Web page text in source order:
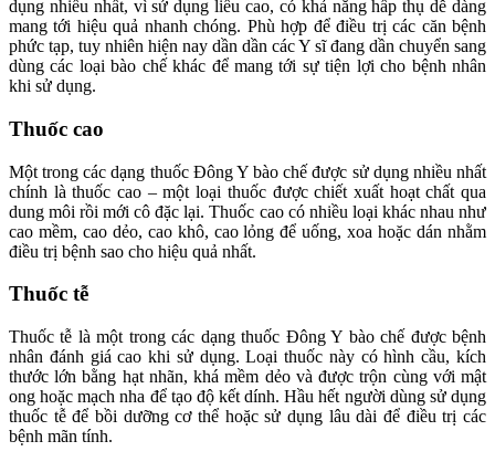
dụng nhiều nhất, vì sử dụng liều cao, có khả năng hấp thụ dễ dàng
mang tới hiệu quả nhanh chóng. Phù hợp để điều trị các căn bệnh
phức tạp, tuy nhiên hiện nay dần dần các Y sĩ đang dần chuyển sang
dùng các loại bào chế khác để mang tới sự tiện lợi cho bệnh nhân
khi sử dụng.
Thuốc cao
Một trong các dạng thuốc Đông Y bào chế được sử dụng nhiều nhất
chính là thuốc cao – một loại thuốc được chiết xuất hoạt chất qua
dung môi rồi mới cô đặc lại. Thuốc cao có nhiều loại khác nhau như
cao mềm, cao dẻo, cao khô, cao lỏng để uống, xoa hoặc dán nhằm
điều trị bệnh sao cho hiệu quả nhất.
Thuốc tễ
Thuốc tễ là một trong các dạng thuốc Đông Y bào chế được bệnh
nhân đánh giá cao khi sử dụng. Loại thuốc này có hình cầu, kích
thước lớn bằng hạt nhãn, khá mềm dẻo và được trộn cùng với mật
ong hoặc mạch nha để tạo độ kết dính. Hầu hết người dùng sử dụng
thuốc tễ để bồi dưỡng cơ thể hoặc sử dụng lâu dài để điều trị các
bệnh mãn tính.